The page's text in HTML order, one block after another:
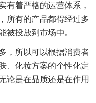
有着严格的运营体系，
所有的产品都得经过多
被投放到市场中。
，所以可以根据消费者
、化妆方案的个性化定
论是在品质还是在作用